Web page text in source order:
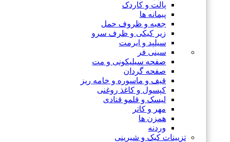
پالت و کاردک
پیمانه ها
جعبه و ظروف حمل
زیر کیکی و ظرف سرو
سیلپد و ایرمت
سینی فر
صفحه سیلیکونی و مت
صفحه گردان
قیف و ماسوره و خامه ریز
کپسول و کاغذ روغنی
لیسک و قلمو قنادی
مهر و کاتر
همزن ها
وردنه
تزیینات کیک و شیرینی